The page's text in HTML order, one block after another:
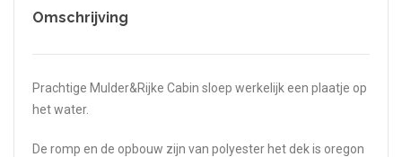
Omschrijving
Prachtige Mulder&Rijke Cabin sloep werkelijk een plaatje op
het water.
De romp en de opbouw zijn van polyester het dek is oregon